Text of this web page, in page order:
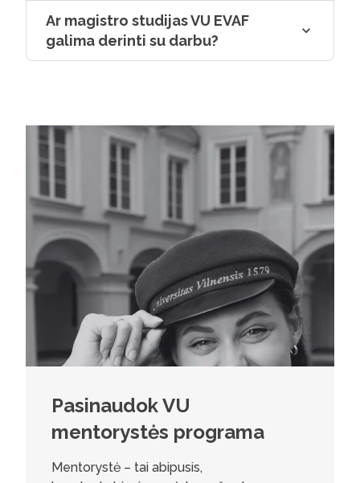
Ar magistro studijas VU EVAF
galima derinti su darbu?
Pasinaudok VU
mentorystės programa
Mentorystė – tai abipusis,